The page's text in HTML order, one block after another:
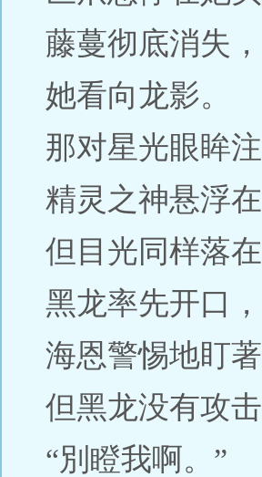
藤蔓彻底消失
她看向龙影。
那对星光眼眸
精灵之神悬浮
但目光同样落
黑龙率先开口
海恩警惕地盯
但黑龙没有攻
“別瞪我啊。”